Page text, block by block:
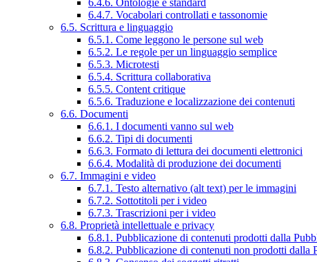
6.4.6. Ontologie e standard
6.4.7. Vocabolari controllati e tassonomie
6.5. Scrittura e linguaggio
6.5.1. Come leggono le persone sul web
6.5.2. Le regole per un linguaggio semplice
6.5.3. Microtesti
6.5.4. Scrittura collaborativa
6.5.5. Content critique
6.5.6. Traduzione e localizzazione dei contenuti
6.6. Documenti
6.6.1. I documenti vanno sul web
6.6.2. Tipi di documenti
6.6.3. Formato di lettura dei documenti elettronici
6.6.4. Modalità di produzione dei documenti
6.7. Immagini e video
6.7.1. Testo alternativo (alt text) per le immagini
6.7.2. Sottotitoli per i video
6.7.3. Trascrizioni per i video
6.8. Proprietà intellettuale e privacy
6.8.1. Pubblicazione di contenuti prodotti dalla
6.8.2. Pubblicazione di contenuti non prodotti dalla